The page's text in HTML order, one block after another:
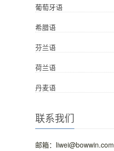
葡萄牙语
希腊语
芬兰语
荷兰语
丹麦语
联系我们
邮箱：liwei@bowwin.com